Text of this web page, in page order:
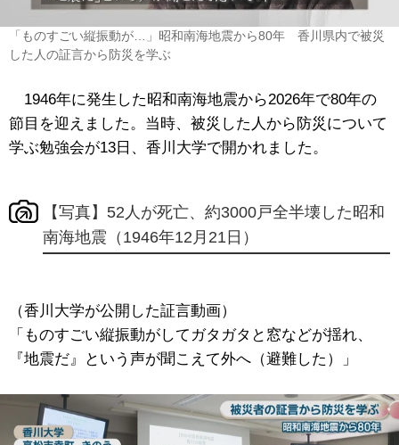
「ものすごい縦振動が…」昭和南海地震から80年 香川県内で被災
した人の証言から防災を学ぶ
1946年に発生した昭和南海地震から2026年で80年の
節目を迎えました。当時、被災した人から防災について
学ぶ勉強会が13日、香川大学で開かれました。
【写真】52人が死亡、約3000戸全半壊した昭和
南海地震（1946年12月21日）
（香川大学が公開した証言動画）
「ものすごい縦振動がしてガタガタと窓などが揺れ、
『地震だ』という声が聞こえて外へ（避難した）」